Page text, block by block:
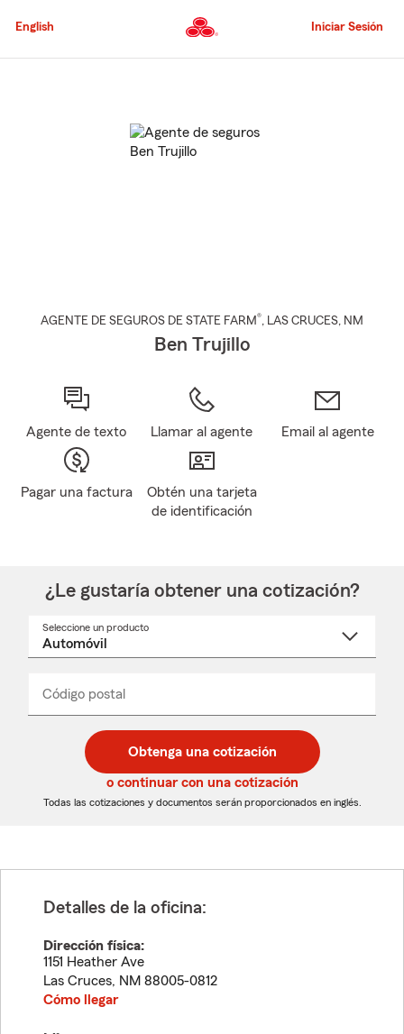
al
principal
English Iniciar Sesión
AGENTE DE SEGUROS DE STATE FARM®, LAS CRUCES, NM
Ben Trujillo
Agente de texto Llamar al agente Email al agente
Pagar una factura
Obtén una tarjeta
de identificación
¿Le gustaría obtener una cotización?
Seleccione un producto
desplegable
Código postal
de
5
dígitos
de
5
dígitos
_____
Obtenga una cotización
o continuar con una cotización
Todas las cotizaciones y documentos serán proporcionados en inglés.
Detalles de la oficina:
Dirección física:
1151 Heather Ave
Las Cruces, NM 88005-0812
Cómo llegar